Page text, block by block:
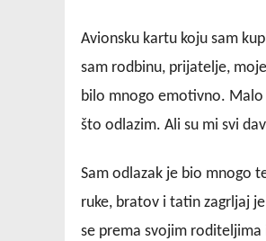
Avionsku kartu koju sam
sam rodbinu, prijatelje,
bilo mnogo emotivno. Malo
što odlazim. Ali su mi svi
Sam odlazak je bio mnogo
ruke, bratov i tatin zagrljaj
se prema svojim roditeljima